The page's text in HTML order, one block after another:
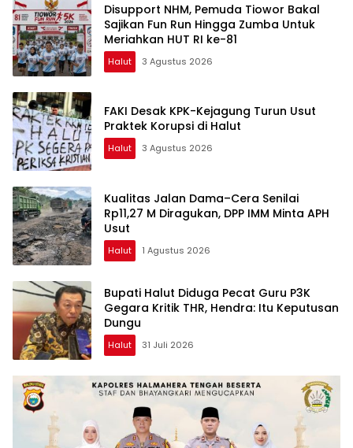
Disupport NHM, Pemuda Tiowor Bakal
Sajikan Fun Run Hingga Zumba Untuk
Meriahkan HUT RI ke-81
Halut 3 Agustus 2026
FAKI Desak KPK-Kejagung Turun Usut
Praktek Korupsi di Halut
Halut 3 Agustus 2026
Kualitas Jalan Dama–Cera Senilai
Rp11,27 M Diragukan, DPP IMM Minta APH
Usut
Halut 1 Agustus 2026
Bupati Halut Diduga Pecat Guru P3K
Gegara Kritik THR, Hendra: Itu Keputusan
Dungu
Halut 31 Juli 2026